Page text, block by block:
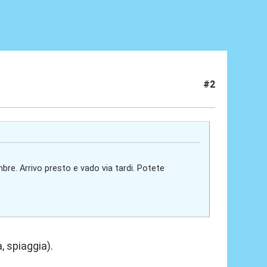
#2
Arrivo presto e vado via tardi. Potete
spiaggia).